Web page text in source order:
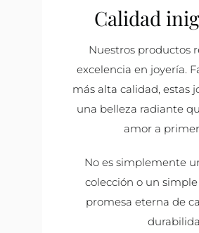
Calidad
Nuestros productos
excelencia en joyería.
más alta calidad, estas
una belleza radiante
amor a
No es simplemente
colección o un
promesa eterna de